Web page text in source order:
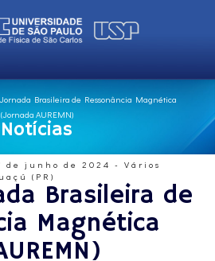
Brasileira de Ressonância Magnética
(Jornada AUREMN)
Notícias
de junho de 2024 - Vários
(PR)
Brasileira de
Magnética